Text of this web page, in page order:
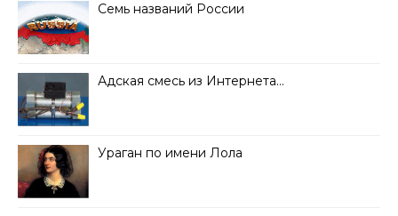
Семь названий России
Адская смесь из Интернета…
Ураган по имени Лола